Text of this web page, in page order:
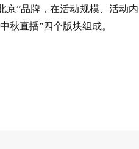
京”品牌，在活动规模、活动内
秋直播”四个版块组成。